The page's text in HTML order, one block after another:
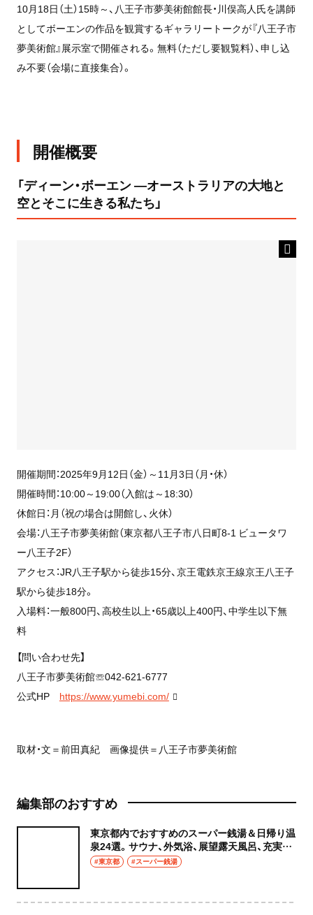
10月18日（土）15時～、八王子市夢美術館館長・川俣高人氏を講師
としてボーエンの作品を観賞するギャラリートークが『八王子市
夢美術館』展示室で開催される。無料（ただし要観覧料）、申し込
み不要（会場に直接集合）。
開催概要
「ディーン・ボーエン ―オーストラリアの大地と
空とそこに生きる私たち」
開催期間：2025年9月12日（金）～11月3日（月・休）
開催時間：10:00～19:00（入館は～18:30）
休館日：月（祝の場合は開館し、火休）
会場：八王子市夢美術館（東京都八王子市八日町8-1 ビュータワ
ー八王子2F）
アクセス：JR八王子駅から徒歩15分、京王電鉄京王線京王八王子
駅から徒歩18分。
入場料：一般800円、高校生以上・65歳以上400円、中学生以下無
料
【問い合わせ先】
八王子市夢美術館☏042-621-6777
公式HP https://www.yumebi.com/
取材・文＝前田真紀 画像提供＝八王子市夢美術館
編集部のおすすめ
東京都内でおすすめのスーパー銭湯＆日帰り温
泉24選。サウナ、外気浴、展望露天風呂、充実の
癒やし空間へ
#東京都 #スーパー銭湯